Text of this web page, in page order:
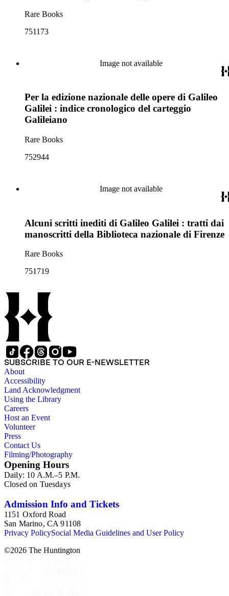
Rare Books
751173
Image not available
Per la edizione nazionale delle opere di Galileo
Galilei : indice cronologico del carteggio
Galileiano
Rare Books
752944
Image not available
Alcuni scritti inediti di Galileo Galilei : tratti dai
manoscritti della Biblioteca nazionale di Firenze
Rare Books
751719
SUBSCRIBE TO OUR E-NEWSLETTER
About
Accessibility
Land Acknowledgment
Using the Library
Careers
Host an Event
Volunteer
Press
Contact Us
Filming/Photography
Opening Hours
Daily: 10 A.M.–5 P.M.
Closed on Tuesdays
Admission Info and Tickets
1151 Oxford Road
San Marino, CA 91108
Privacy PolicySocial Media Guidelines and User Policy
©2026 The Huntington